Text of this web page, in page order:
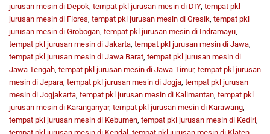
jurusan mesin di Depok, tempat pkl jurusan mesin di DIY, tempat pkl
jurusan mesin di Flores, tempat pkl jurusan mesin di Gresik, tempat pkl
jurusan mesin di Grobogan, tempat pkl jurusan mesin di Indramayu,
tempat pkl jurusan mesin di Jakarta, tempat pkl jurusan mesin di Jawa,
tempat pkl jurusan mesin di Jawa Barat, tempat pkl jurusan mesin di
Jawa Tengah, tempat pkl jurusan mesin di Jawa Timur, tempat pkl jurusan
mesin di Jepara, tempat pkl jurusan mesin di Jogja, tempat pkl jurusan
mesin di Jogjakarta, tempat pkl jurusan mesin di Kalimantan, tempat pkl
jurusan mesin di Karanganyar, tempat pkl jurusan mesin di Karawang,
tempat pkl jurusan mesin di Kebumen, tempat pkl jurusan mesin di Kediri,